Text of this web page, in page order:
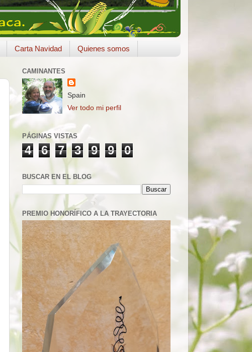
Carta Navidad Quienes somos
CAMINANTES
Spain
Ver todo mi perfil
PÁGINAS VISTAS
4 6 7 3 9 9 0
BUSCAR EN EL BLOG
PREMIO HONORÍFICO A LA TRAYECTORIA